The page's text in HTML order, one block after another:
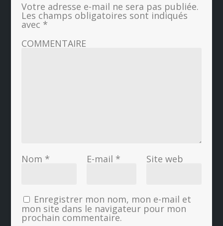
Votre adresse e-mail ne sera pas publiée.
Les champs obligatoires sont indiqués
avec *
COMMENTAIRE
Nom * E-mail * Site web
Enregistrer mon nom, mon e-mail et
mon site dans le navigateur pour mon
prochain commentaire.